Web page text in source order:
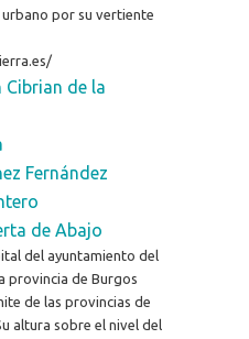
urbano por su vertiente
Cibrian de la
Fernández
de Abajo
del ayuntamiento del
provincia de Burgos
de las provincias de
altura sobre el nivel del